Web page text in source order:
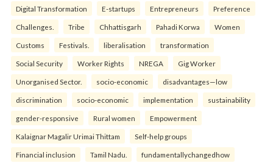
Digital Transformation E-startups Entrepreneurs Preference
Challenges. Tribe Chhattisgarh Pahadi Korwa Women
Customs Festivals. liberalisation transformation
Social Security Worker Rights NREGA Gig Worker
Unorganised Sector. socio-economic disadvantages—low
discrimination socio-economic implementation sustainability
gender-responsive Rural women Empowerment
Kalaignar Magalir Urimai Thittam Self-help groups
Financial inclusion Tamil Nadu. fundamentallychangedhow